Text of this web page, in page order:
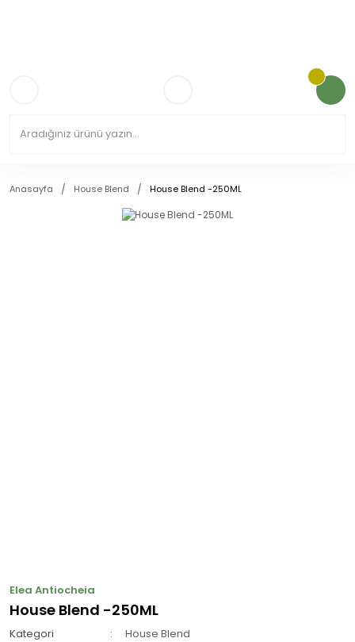
Anasayfa House Blend House Blend -250ML
Elea Antiocheia
House Blend -250ML
Kategori
House Blend